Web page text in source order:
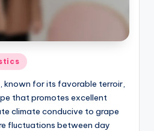
known for its favorable terroir,
that promotes excellent
climate conducive to grape
fluctuations between day